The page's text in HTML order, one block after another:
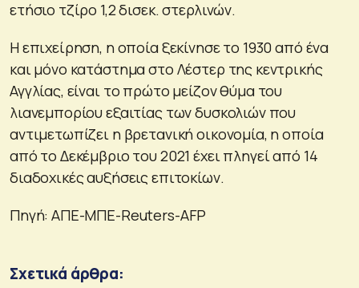
ετήσιο τζίρο 1,2 δισεκ. στερλινών.
Η επιχείρηση, η οποία ξεκίνησε το 1930 από ένα
και μόνο κατάστημα στο Λέστερ της κεντρικής
Αγγλίας, είναι το πρώτο μείζον θύμα του
λιανεμπορίου εξαιτίας των δυσκολιών που
αντιμετωπίζει η βρετανική οικονομία, η οποία
από το Δεκέμβριο του 2021 έχει πληγεί από 14
διαδοχικές αυξήσεις επιτοκίων.
Πηγή: ΑΠΕ-ΜΠΕ-Reuters-AFP
Σχετικά άρθρα: